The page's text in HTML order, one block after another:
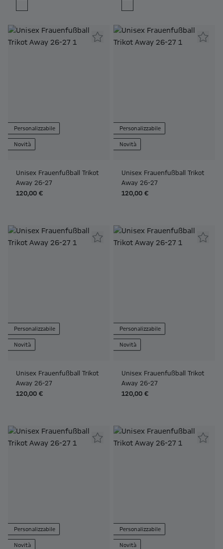
Personalizzabile
Novità
Unisex Frauenfußball Trikot
Away 26-27
120,00 €
Personalizzabile
Novità
Unisex Frauenfußball Trikot
Away 26-27
120,00 €
Personalizzabile
Novità
Unisex Frauenfußball Trikot
Away 26-27
120,00 €
Personalizzabile
Novità
Unisex Frauenfußball Trikot
Away 26-27
120,00 €
Personalizzabile
Novità
Personalizzabile
Novità